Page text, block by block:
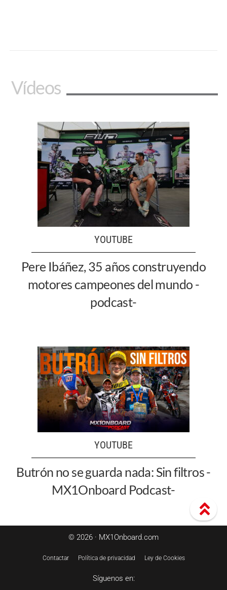
Vídeos
YOUTUBE
Pere Ibáñez, 35 años construyendo
motores campeones del mundo -
podcast-
YOUTUBE
Butrón no se guarda nada: Sin filtros -
MX1Onboard Podcast-
© 2026 · MX1Onboard.com
Contactar Política de privacidad Ley de Cookies
Síguenos en: